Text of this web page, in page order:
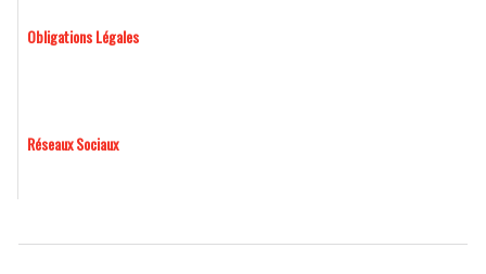
Obligations Légales
Réseaux Sociaux